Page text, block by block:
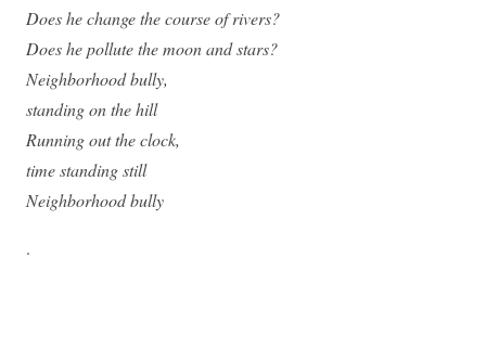
Does he change the course of rivers?
Does he pollute the moon and stars?
Neighborhood bully,
standing on the hill
Running out the clock,
time standing still
Neighborhood bully
.